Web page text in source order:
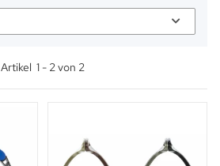
Artikel 1 - 2von 2